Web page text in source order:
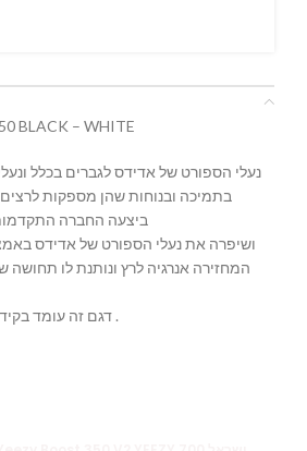
BLACK – WHITE
נעלי הספורט של אדידס לגברים בכלל
בתמיכה ובנוחות שהן מספקות
ביצעה החברה
ושיפרה את נעלי הספורט של אדידס
המחזירה אנרגיה לרץ ונותנת לו תחושה
דגם זה עומד בקידמת הטכנולוגיה והנוחות .